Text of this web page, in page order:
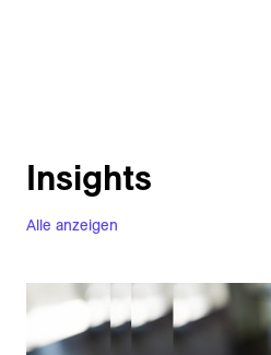
Alle anzeigen
Insights